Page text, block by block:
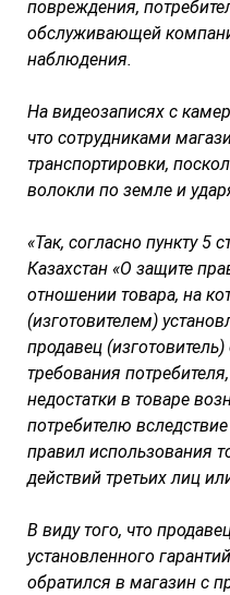
повреждения,
обслуживающей
наблюдения.
На видеозаписях с
что сотрудниками
транспортировки,
волокли по земле и
«Так, согласно пункту 5
Казахстан «О защите
отношении товара, на
(изготовителем)
продавец
требования
недостатки в товаре
потребителю
правил использования
действий третьих лиц
В виду того, что
установленного
обратился в магазин с